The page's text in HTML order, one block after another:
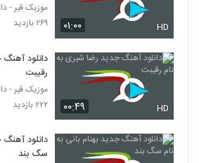
آهنگ وینگز بنام پر
۲۳۴ بازدید
حسن حاتمی آهنگ
5761
موزیک زیبای امشب
۰۱:۰۰ HD
موزیک قیر -
۲۶۹ بازدید
۰۰:۴۹ HD
دانلود
رقیبت
موزیک قیر -
۲۲۲ بازدید
دانلود آهنگ
سگ بند